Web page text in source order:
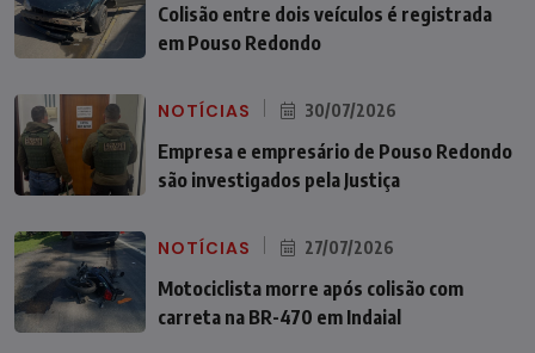
Colisão entre dois veículos é registrada
em Pouso Redondo
NOTÍCIAS 30/07/2026
Empresa e empresário de Pouso Redondo
são investigados pela Justiça
NOTÍCIAS 27/07/2026
Motociclista morre após colisão com
carreta na BR-470 em Indaial